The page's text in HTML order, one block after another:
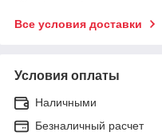
Все условия доставки
Условия оплаты
Наличными
Безналичный расчет